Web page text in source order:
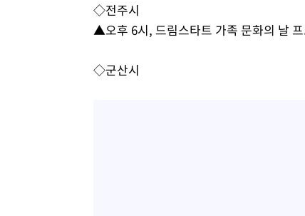
◇전주시
▲오후 6시, 드림스타트 가족 문화의 날
◇군산시